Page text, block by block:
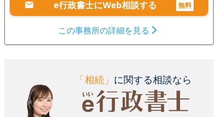
e行政書士にWeb相談する 無料
この事務所の詳細を見る
「相続」 に関する相談なら